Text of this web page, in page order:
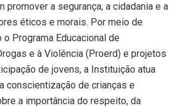
promover a segurança, a cidadania e a
éticos e morais. Por meio de
Programa Educacional de
e à Violência (Proerd) e projetos
de jovens, a Instituição atua
conscientização de crianças e
a importância do respeito, da